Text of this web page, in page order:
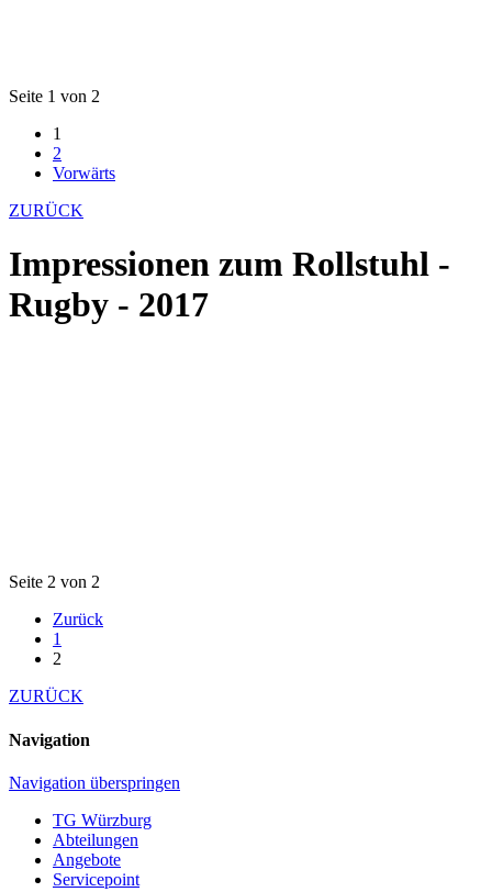
Seite 1 von 2
1
2
Vorwärts
ZURÜCK
Impressionen zum Rollstuhl -
Rugby - 2017
Seite 2 von 2
Zurück
1
2
ZURÜCK
Navigation
Navigation überspringen
TG Würzburg
Abteilungen
Angebote
Servicepoint